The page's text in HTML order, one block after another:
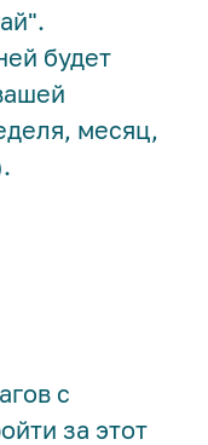
будет
месяц,
с
за этот